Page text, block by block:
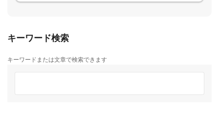
キーワード検索
キーワードまたは文章で検索できます